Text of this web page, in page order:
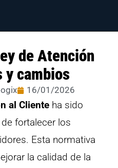
de Atención
y cambios
16/01/2026
al Cliente ha sido
fortalecer los
Esta normativa
la calidad de la